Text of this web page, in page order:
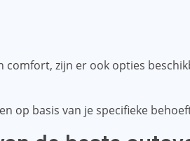
comfort, zijn er ook opties
op basis van je specifieke